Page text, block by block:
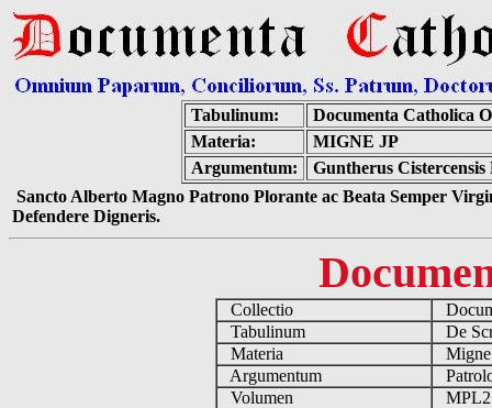
Tabulinum:
Documenta Catholica
Materia:
MIGNE JP
Argumentum:
Guntherus
Sancto Alberto Magno Patrono Plorante ac Beata Semper
Defendere Digneris.
Collectio
Tabulinum
De
Materia
Argumentum
Volumen